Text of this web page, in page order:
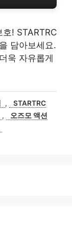
! STARTRC
담아보세요.
욱 자유롭게
,
STARTRC
,
오즈모 액션